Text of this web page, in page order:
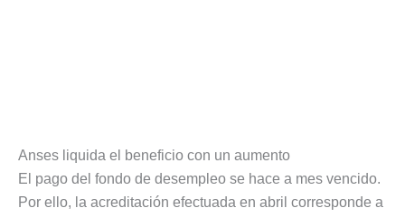
Anses liquida el beneficio con un aumento
El pago del fondo de desempleo se hace a mes vencido.
Por ello, la acreditación efectuada en abril corresponde a